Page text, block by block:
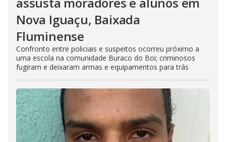
Nova Iguaçu, Baixada
Fluminense
Confronto entre policiais e suspeitos ocorreu próximo a
uma escola na comunidade Buraco do Boi; criminosos
fugiram e deixaram armas e equipamentos para trás